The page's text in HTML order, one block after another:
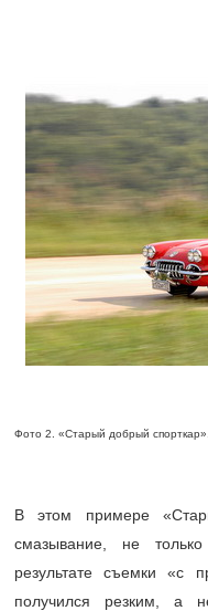
Фото 2. «Старый добрый
В этом примере
смазывание, не
результате съемки «с
получился резким, а